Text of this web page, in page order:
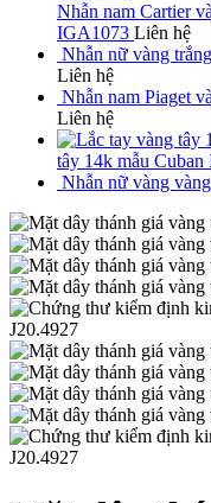
Nhẫn nam Cartier
IGA1073 Liên hệ
Nhẫn nữ vàng
Liên hệ
Nhẫn nam Piaget
Liên hệ
tây 14k mẫu
Nhẫn nữ vàng